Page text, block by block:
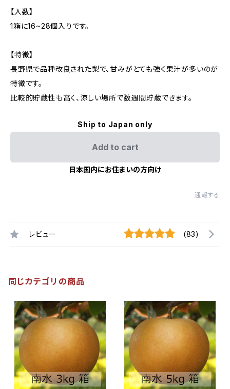
【入数】
1箱に16~28個入りです。
【特徴】
長野県で品種改良された梨で、甘みがとても強く果汁が多いのが
特徴です。
比較的貯蔵性も高く、涼しい場所で数週間貯蔵できます。
Ship to Japan only
Add to cart
日本国内にお住まいの方向け
通報する
レビュー (83)
同じカテゴリの商品